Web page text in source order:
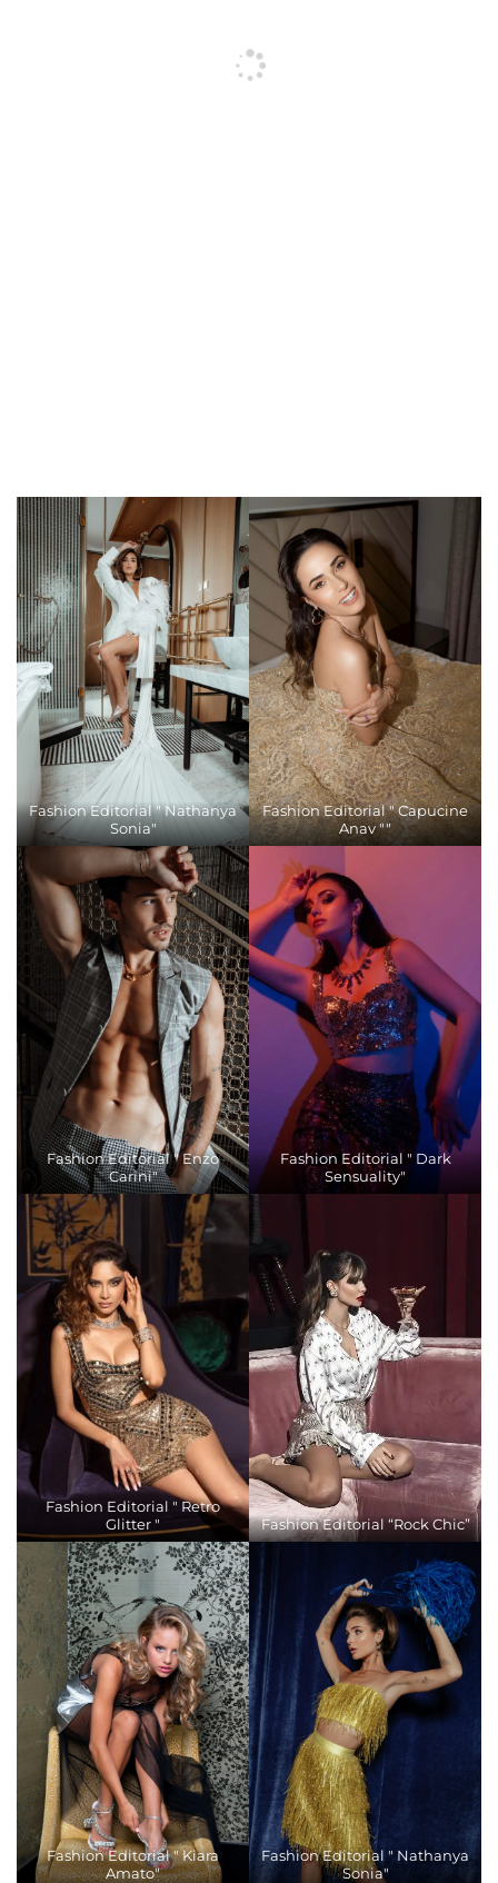
Fashion Editorial " Nathanya
Sonia"
Fashion Editorial " Capucine
Anav ""
Fashion Editorial " Enzo
Carini"
Fashion Editorial " Dark
Sensuality"
Fashion Editorial " Retro
Glitter "
Fashion Editorial “Rock Chic”
Fashion Editorial " Kiara
Amato"
Fashion Editorial " Nathanya
Sonia"